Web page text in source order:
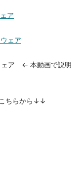
ア
ェア
ェア ← 本動画で説明
ちらから↓↓